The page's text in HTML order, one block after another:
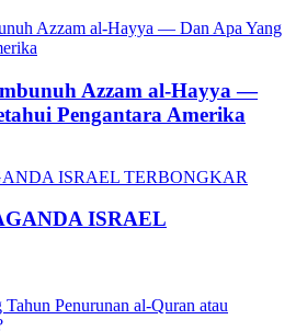
Azzam al-Hayya —
Pengantara Amerika
ISRAEL